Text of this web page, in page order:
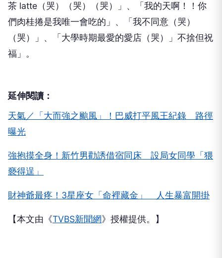
茶 latte（哭）（哭）（哭）」、「我的天啊！！你
們肉桂捲是我唯一會吃的」、「我不同意（哭）
（哭）」、「大學時期最愛的愛店（哭）」不捨但祝
福」。
延伸閱讀：
天氣／「大而強之颱風」！巴威打平風王紀錄 路徑
曝光
強抱摸全身！新竹男勸誘借宿同床 設局女同學「猥
褻得逞」
財神爺最疼！3星座女「命裡藏金」 人生暴富開掛
【本文由《TVBS新聞網》授權提供。】